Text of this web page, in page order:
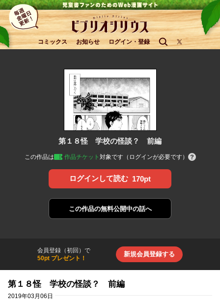
コミックス お知らせ ログイン・登録
第１８怪 学校の怪談？ 前編
この作品は 作品チケット 対象です（ログインが必要です）
ログインして読む 170pt
この作品の無料公開中の話へ
会員登録（初回）で
50pt プレゼント！
新規会員登録する
第１８怪 学校の怪談？ 前編
2019年03月06日